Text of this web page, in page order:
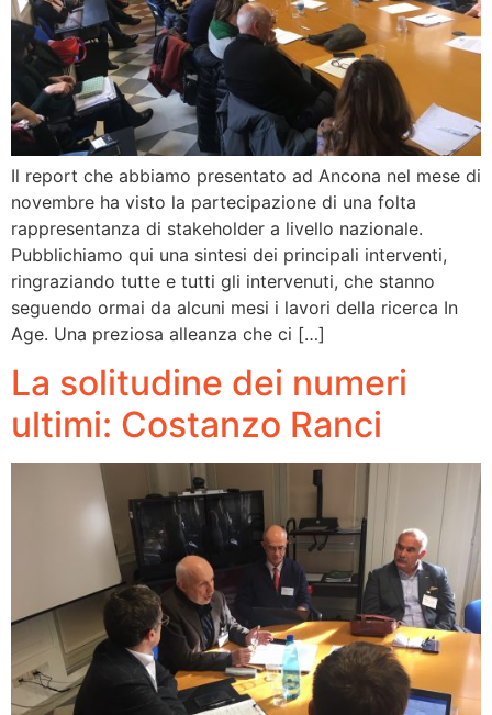
Il report che abbiamo presentato ad Ancona nel mese di
novembre ha visto la partecipazione di una folta
rappresentanza di stakeholder a livello nazionale.
Pubblichiamo qui una sintesi dei principali interventi,
ringraziando tutte e tutti gli intervenuti, che stanno
seguendo ormai da alcuni mesi i lavori della ricerca In
Age. Una preziosa alleanza che ci […]
La solitudine dei numeri
ultimi: Costanzo Ranci